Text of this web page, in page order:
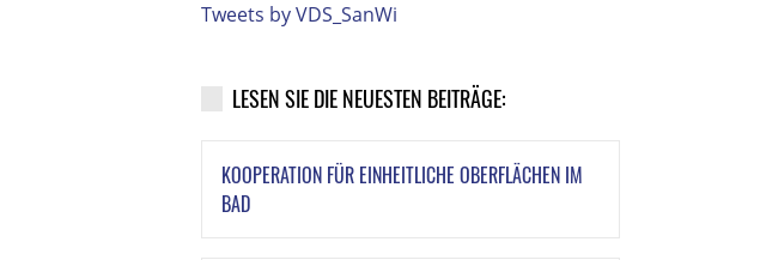
Tweets by VDS_SanWi
LESEN SIE DIE NEUESTEN BEITRÄGE:
KOOPERATION FÜR EINHEITLICHE OBERFLÄCHEN IM
BAD